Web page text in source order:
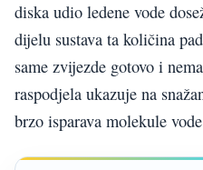
diska udio ledene vode
dijelu sustava ta količina
same zvijezde gotovo i
raspodjela ukazuje na
brzo isparava molekule